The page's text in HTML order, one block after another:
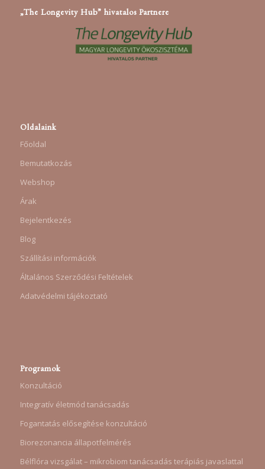
„The Longevity Hub” hivatalos Partnere
Oldalaink
Főoldal
Bemutatkozás
Webshop
Árak
Bejelentkezés
Blog
Szállítási információk
Általános Szerződési Feltételek
Adatvédelmi tájékoztató
Programok
Konzultáció
Integratív életmód tanácsadás
Fogantatás elősegítése konzultáció
Biorezonancia állapotfelmérés
Bélflóra vizsgálat – mikrobiom tanácsadás terápiás javaslattal